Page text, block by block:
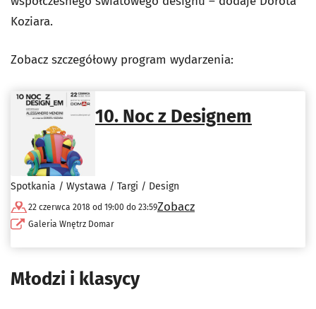
Koziara.
Zobacz szczegółowy program wydarzenia:
10. Noc z Designem
Spotkania / Wystawa / Targi / Design
22 czerwca 2018 od 19:00 do 23:59
Galeria Wnętrz Domar
Zobacz
Młodzi i klasycy